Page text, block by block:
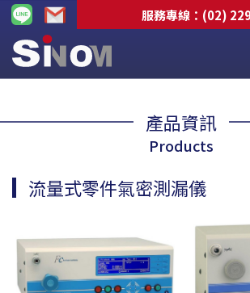
服務專線： (02)
產品資訊
Products
流量式零件氣密測漏儀